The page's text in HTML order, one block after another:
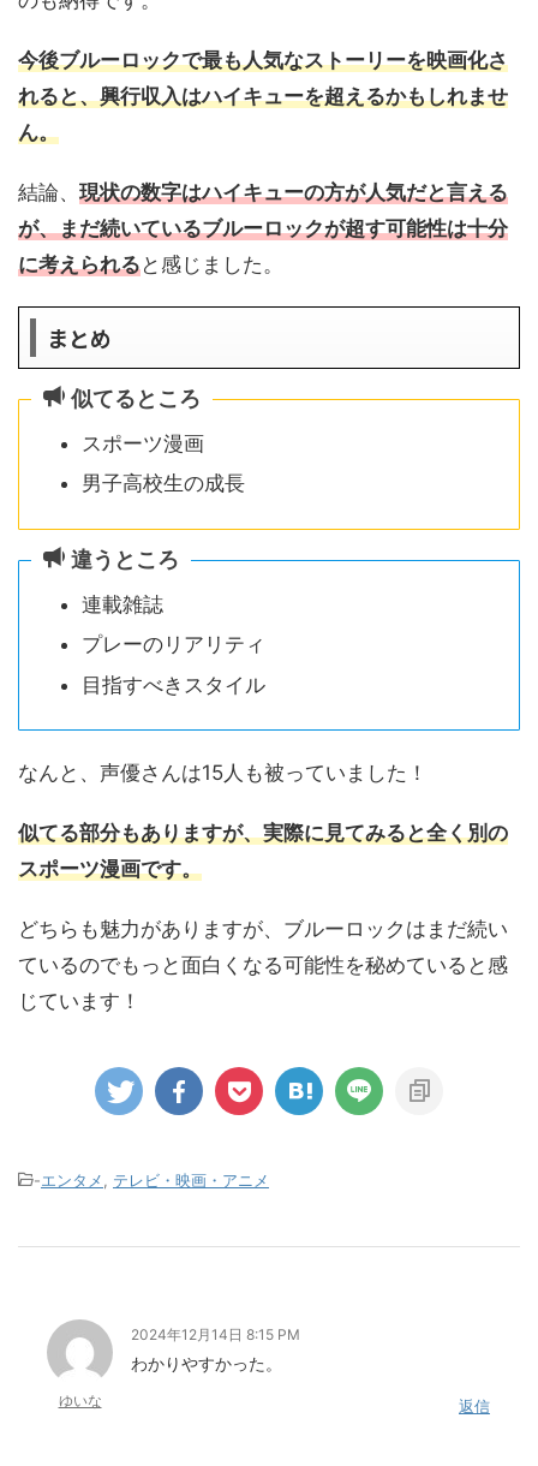
今後ブルーロックで最も人気なストーリーを映画化さ
れると、興行収入はハイキューを超えるかもしれませ
ん。
結論、 現状の数字はハイキューの方が人気だと言える
が、まだ続いているブルーロックが超す可能性は十分
に考えられると感じました。
まとめ
似てるところ
スポーツ漫画
男子高校生の成長
違うところ
連載雑誌
プレーのリアリティ
目指すべきスタイル
なんと、声優さんは15人も被っていました！
似てる部分もありますが、実際に見てみると全く別の
スポーツ漫画です。
どちらも魅力がありますが、ブルーロックはまだ続い
ているのでもっと面白くなる可能性を秘めていると感
じています！
-エンタメ テレビ・映画・アニメ
ゆいな
2024年12月14日 8:15 PM
わかりやすかった。
返信